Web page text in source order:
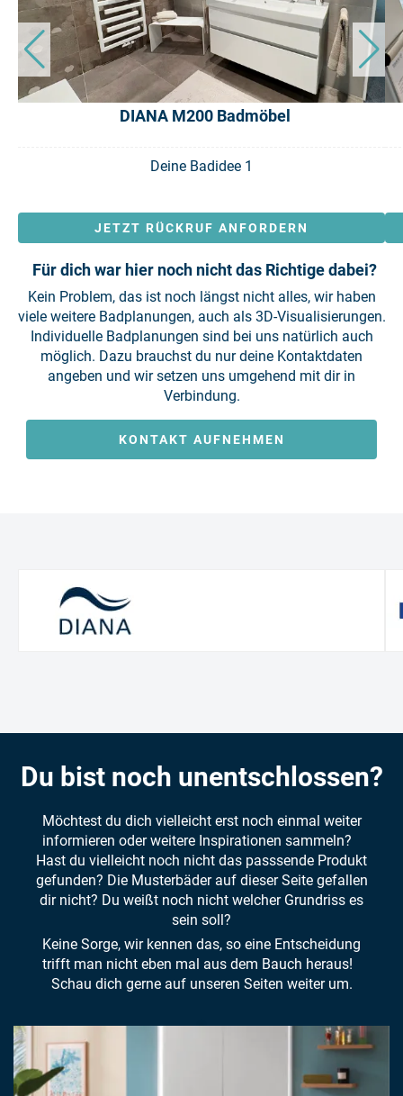
DIANA M200 Badmöbel
Deine Badidee 1
JETZT RÜCKRUF ANFORDERN
Für dich war hier noch nicht das Richtige dabei?
Kein Problem, das ist noch längst nicht alles, wir haben
viele weitere Badplanungen, auch als 3D-Visualisierungen.
Individuelle Badplanungen sind bei uns natürlich auch
möglich. Dazu brauchst du nur deine Kontaktdaten
angeben und wir setzen uns umgehend mit dir in
Verbindung.
KONTAKT AUFNEHMEN
Du bist noch unentschlossen?
Möchtest du dich vielleicht erst noch einmal weiter
informieren oder weitere Inspirationen sammeln?
Hast du vielleicht noch nicht das passsende Produkt
gefunden? Die Musterbäder auf dieser Seite gefallen
dir nicht? Du weißt noch nicht welcher Grundriss es
sein soll?
Keine Sorge, wir kennen das, so eine Entscheidung
trifft man nicht eben mal aus dem Bauch heraus!
Schau dich gerne auf unseren Seiten weiter um.